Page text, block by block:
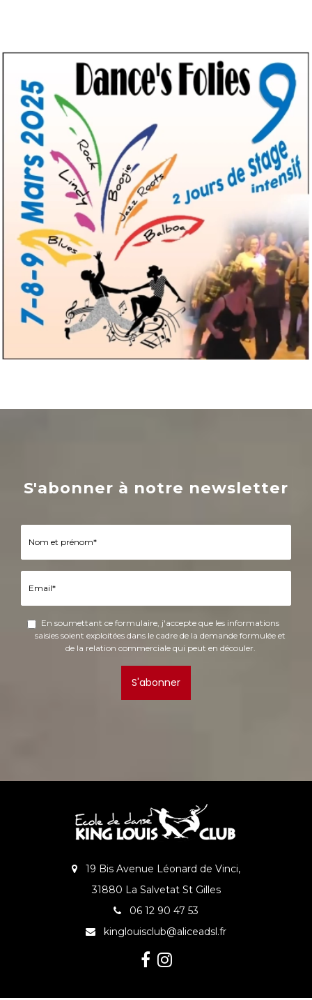
S'abonner à notre newsletter
En soumettant ce formulaire, j'accepte que les informations
saisies soient exploitées dans le cadre de la demande formulée et
de la relation commerciale qui peut en découler.
S'abonner
19 Bis Avenue Léonard de Vinci,
31880 La Salvetat St Gilles
06 12 90 47 53
kinglouisclub@aliceadsl.fr